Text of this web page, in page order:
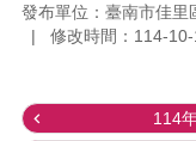
發布單位：臺南市佳里
修改時間：114-10-
114